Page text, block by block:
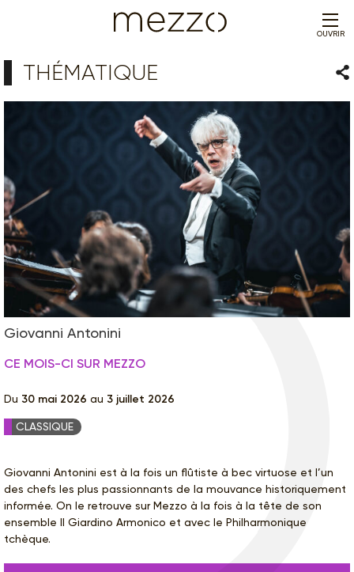
OUVRIR
THÉMATIQUE
Giovanni Antonini
CE MOIS-CI SUR MEZZO
Du 30 mai 2026 au 3 juillet 2026
CLASSIQUE
Giovanni Antonini est à la fois un flûtiste à bec virtuose et l’un
des chefs les plus passionnants de la mouvance historiquement
informée. On le retrouve sur Mezzo à la fois à la tête de son
ensemble Il Giardino Armonico et avec le Philharmonique
tchèque.